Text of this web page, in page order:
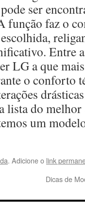
ser
função faz o
Entre
LG a que
o conforto
lista do
um
. Adicione o link
Dicas de